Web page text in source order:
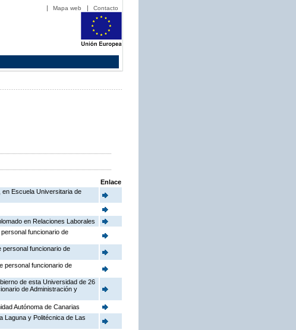
Mapa web Contacto
Enlace
en Escuela Universitaria de
en Relaciones Laborales
funcionario de
personal funcionario de
personal funcionario de
de esta Universidad de 26
de Administración y
Autónoma de Canarias
Laguna y Politécnica de Las